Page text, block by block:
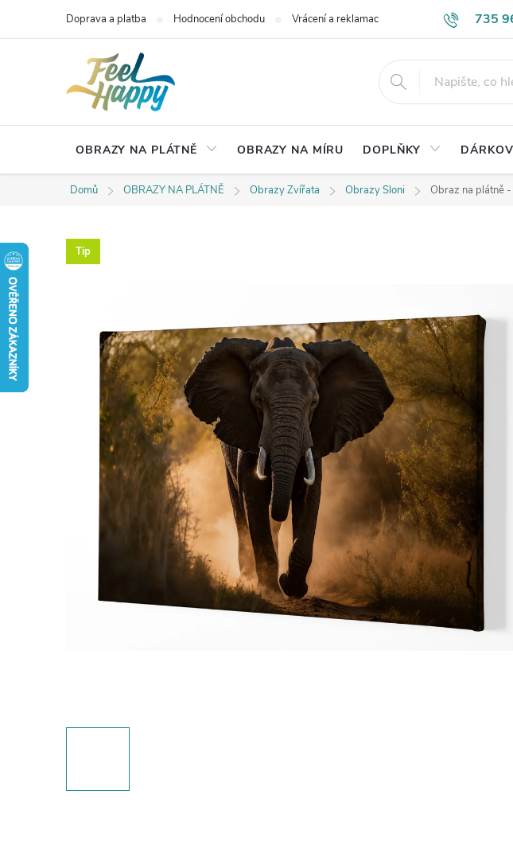
735
Doprava a platba Hodnocení obchodu Vrácení a reklamace Časté otázky
OBRAZY NA PLÁTNĚ OBRAZY NA MÍRU DOPLŇKY
Domů OBRAZY NA PLÁTNĚ Obrazy Zvířata Obrazy Sloni Obraz na plátně
Tip